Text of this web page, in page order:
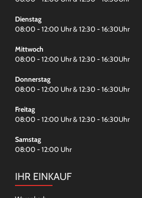
Dienstag
08:00 - 12:00 Uhr & 12:30 - 16:30Uhr
Mittwoch
08:00 - 12:00 Uhr & 12:30 - 16:30Uhr
Donnerstag
08:00 - 12:00 Uhr & 12:30 - 16:30Uhr
Freitag
08:00 - 12:00 Uhr & 12:30 - 16:30Uhr
Samstag
08:00 - 12:00 Uhr
IHR EINKAUF